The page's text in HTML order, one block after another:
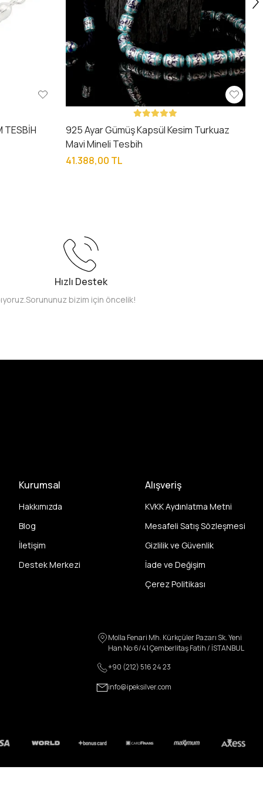
TESBİH
925 Ayar Gümüş Kapsül Kesim Turkuaz
Mavi Mineli Tesbih
41.388,00 TL
Hızlı Destek
Sorununuz bizim için öncelik!
Kurumsal
Hakkımızda
Blog
İletişim
Destek Merkezi
Alışveriş
KVKK Aydınlatma Metni
Mesafeli Satış Sözleşmesi
Gizlilik ve Güvenlik
İade ve Değişim
Çerez Politikası
Molla Fenari Mh. Kürkçüler Pazarı Sk. Yeni
Han No:6/41 Çemberlitaş Fatih / İSTANBUL
+90 (212) 516 24 23
info@ipeksilver.com